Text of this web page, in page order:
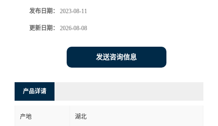
发布日期： 2023-08-11
更新日期： 2026-08-08
发送咨询信息
产品详请
产地 湖北